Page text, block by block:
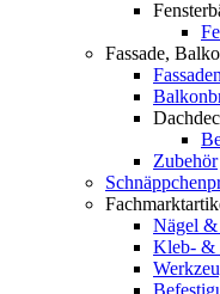
Fassade,
Zubehör
Nägel &
Kleb- &